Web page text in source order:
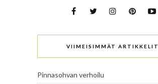
VIIMEISIMMÄT ARTIKKELIT
Pinnasohvan verhoilu